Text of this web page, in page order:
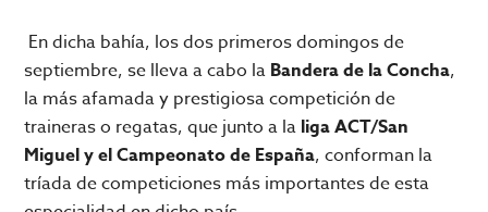
En dicha bahía, los dos primeros domingos de
septiembre, se lleva a cabo la Bandera de la Concha,
la más afamada y prestigiosa competición de
traineras o regatas, que junto a la liga ACT/San
Miguel y el Campeonato de España, conforman la
tríada de competiciones más importantes de esta